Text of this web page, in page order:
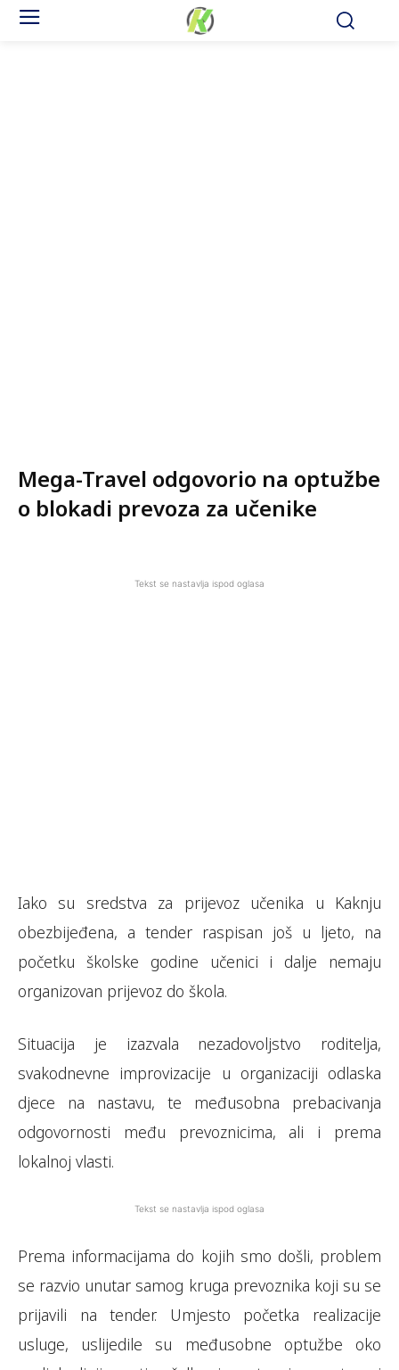
Mega-Travel odgovorio na optužbe
o blokadi prevoza za učenike
Tekst se nastavlja ispod oglasa
Iako su sredstva za prijevoz učenika u Kaknju
obezbijeđena, a tender raspisan još u ljeto, na
početku školske godine učenici i dalje nemaju
organizovan prijevoz do škola.
Situacija je izazvala nezadovoljstvo roditelja,
svakodnevne improvizacije u organizaciji odlaska
djece na nastavu, te međusobna prebacivanja
odgovornosti među prevoznicima, ali i prema
lokalnoj vlasti.
Tekst se nastavlja ispod oglasa
Prema informacijama do kojih smo došli, problem
se razvio unutar samog kruga prevoznika koji su se
prijavili na tender. Umjesto početka realizacije
usluge, uslijedile su međusobne optužbe oko